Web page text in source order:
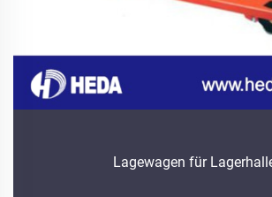
Lagewagen für